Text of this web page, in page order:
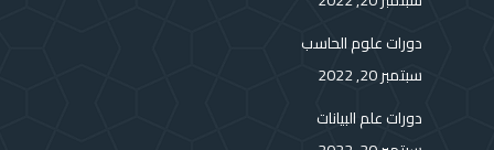
دورات علوم الحاسب
سبتمبر 20, 2022
دورات علم البيانات